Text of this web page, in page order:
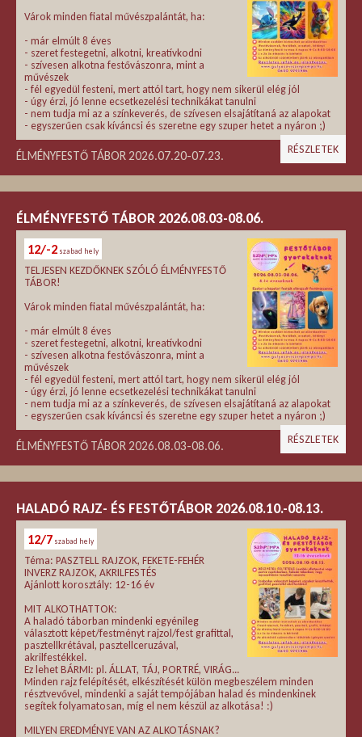
Várok minden fiatal művészpalántát, ha:
- már elmúlt 8 éves
- szeret festegetni, alkotni, kreatívkodni
- szívesen alkotna festővászonra, mint a
művészek
- fél egyedül festeni, mert attól tart, hogy nem sikerül elég jól
- úgy érzi, jó lenne ecsetkezelési technikákat tanulni
- nem tudja mi az a színkeverés, de szívesen elsajátítaná az alapokat
- egyszerűen csak kíváncsi és szeretne egy szuper hetet a nyáron ;)
RÉSZLETEK
ÉLMÉNYFESTŐ TÁBOR 2026.07.20-07.23.
ÉLMÉNYFESTŐ TÁBOR 2026.08.03-08.06.
12/-2szabad hely
TELJESEN KEZDŐKNEK SZÓLÓ ÉLMÉNYFESTŐ
TÁBOR!
Várok minden fiatal művészpalántát, ha:
- már elmúlt 8 éves
- szeret festegetni, alkotni, kreatívkodni
- szívesen alkotna festővászonra, mint a
művészek
- fél egyedül festeni, mert attól tart, hogy nem sikerül elég jól
- úgy érzi, jó lenne ecsetkezelési technikákat tanulni
- nem tudja mi az a színkeverés, de szívesen elsajátítaná az alapokat
- egyszerűen csak kíváncsi és szeretne egy szuper hetet a nyáron ;)
RÉSZLETEK
ÉLMÉNYFESTŐ TÁBOR 2026.08.03-08.06.
HALADÓ RAJZ- ÉS FESTŐTÁBOR 2026.08.10.-08.13.
12/7 szabad hely
Téma: PASZTELL RAJZOK, FEKETE-FEHÉR
INVERZ RAJZOK, AKRILFESTÉS
Ajánlott korosztály: 12-16 év
MIT ALKOTHATTOK:
A haladó táborban mindenki egyénileg
választott képet/festményt rajzol/fest grafittal,
pasztellkrétával, pasztellceruzával,
akrilfestékkel.
Ez lehet BÁRMI: pl. ÁLLAT, TÁJ, PORTRÉ, VIRÁG...
Minden rajz felépítését, elkészítését külön megbeszélem minden
résztvevővel, mindenki a saját tempójában halad és mindenkinek
segítek folyamatosan, míg el nem készül az alkotása! :)
MILYEN EREDMÉNYE VAN AZ ALKOTÁSNAK?